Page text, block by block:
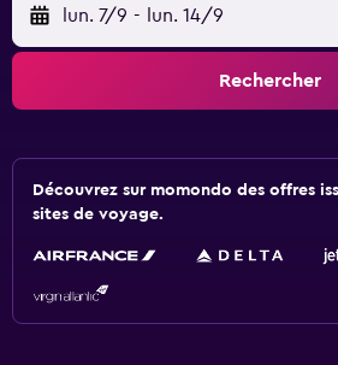
lun. 7/9 - lun. 14/9
Rechercher
Découvrez sur momondo des offres
sites de voyage.